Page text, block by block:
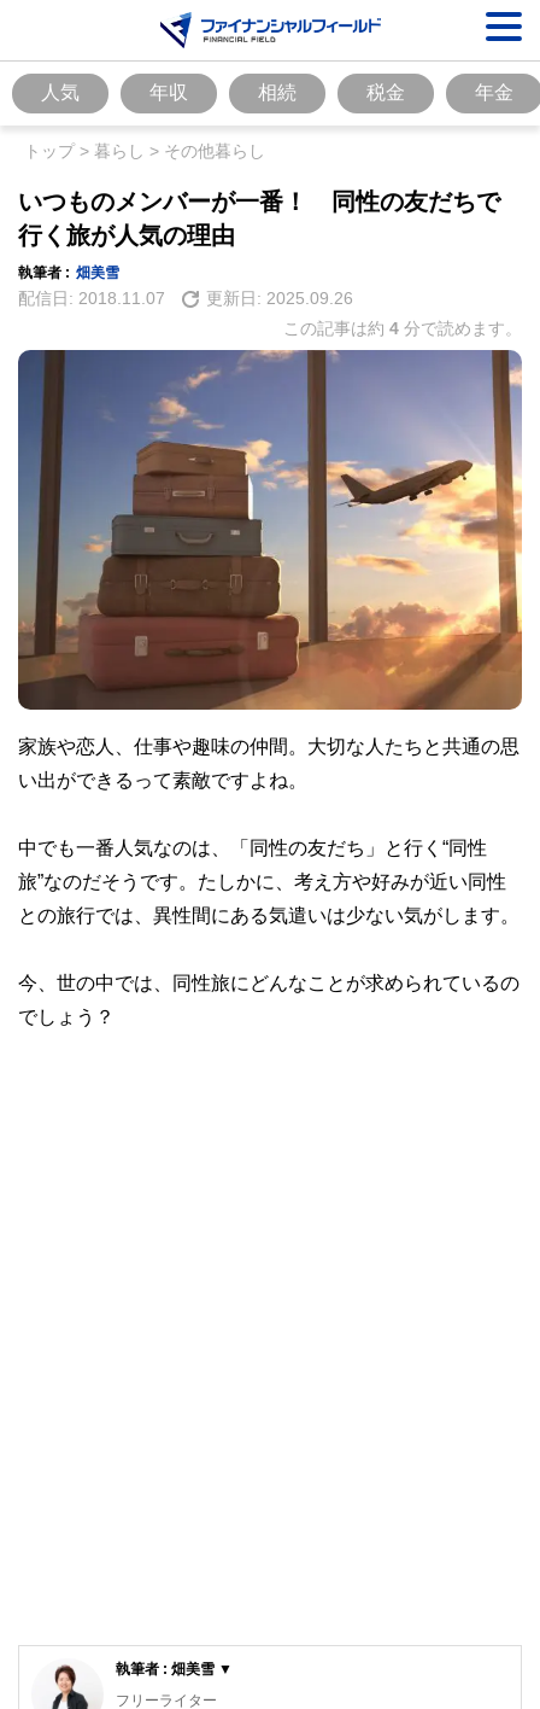
人気 年収 相続 税金 年金
トップ> 暮らし > その他暮らし
いつものメンバーが一番！ 同性の友だちで
行く旅が人気の理由
執筆者 : 畑美雪
配信日: 2018.11.07 更新日: 2025.09.26
この記事は約 4 分で読めます。
家族や恋人、仕事や趣味の仲間。大切な人たちと共通の思
い出ができるって素敵ですよね。
中でも一番人気なのは、「同性の友だち」と行く“同性
旅”なのだそうです。たしかに、考え方や好みが近い同性
との旅行では、異性間にある気遣いは少ない気がします。
今、世の中では、同性旅にどんなことが求められているの
でしょう？
執筆者 : 畑美雪 ▼
フリーライター